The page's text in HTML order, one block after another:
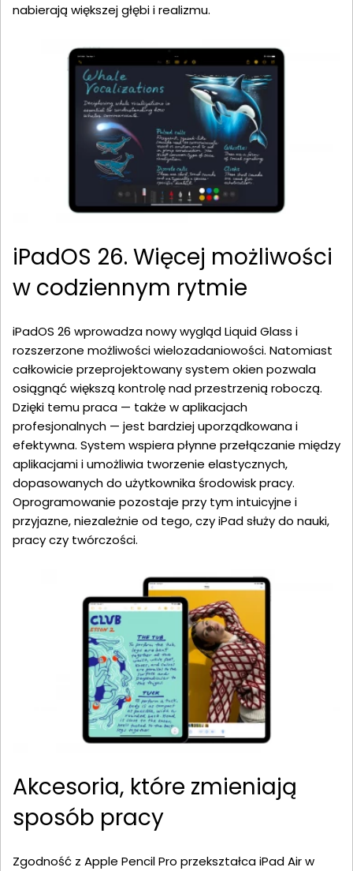
nabierają większej głębi i realizmu.
iPadOS 26. Więcej możliwości
w codziennym rytmie
iPadOS 26 wprowadza nowy wygląd Liquid Glass i
rozszerzone możliwości wielozadaniowości. Natomiast
całkowicie przeprojektowany system okien pozwala
osiągnąć większą kontrolę nad przestrzenią roboczą.
Dzięki temu praca — także w aplikacjach
profesjonalnych — jest bardziej uporządkowana i
efektywna. System wspiera płynne przełączanie między
aplikacjami i umożliwia tworzenie elastycznych,
dopasowanych do użytkownika środowisk pracy.
Oprogramowanie pozostaje przy tym intuicyjne i
przyjazne, niezależnie od tego, czy iPad służy do nauki,
pracy czy twórczości.
Akcesoria, które zmieniają
sposób pracy
Zgodność z Apple Pencil Pro przekształca iPad Air w